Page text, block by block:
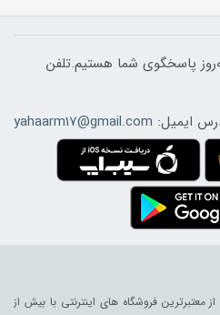
ساعت شبانه‌روز پاسخگوی شما هستیم.تلفن
ایمیل: yahaarm17@gmail.com
معتبرترین فروشگاه های اینترنتی با بیش از